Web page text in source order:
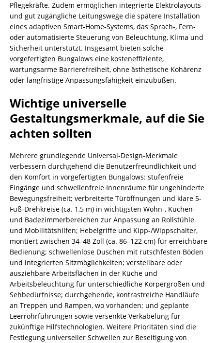
Pflegekräfte. Zudem ermöglichen integrierte Elektrolayouts
und gut zugängliche Leitungswege die spätere Installation
eines adaptiven Smart-Home-Systems, das Sprach-, Fern-
oder automatisierte Steuerung von Beleuchtung, Klima und
Sicherheit unterstützt. Insgesamt bieten solche
vorgefertigten Bungalows eine kosteneffiziente,
wartungsarme Barrierefreiheit, ohne ästhetische Kohärenz
oder langfristige Anpassungsfähigkeit einzubüßen.
Wichtige universelle
Gestaltungsmerkmale, auf die Sie
achten sollten
Mehrere grundlegende Universal-Design-Merkmale
verbessern durchgehend die Benutzerfreundlichkeit und
den Komfort in vorgefertigten Bungalows: stufenfreie
Eingänge und schwellenfreie Innenräume für ungehinderte
Bewegungsfreiheit; verbreiterte Türöffnungen und klare 5-
Fuß-Drehkreise (ca. 1,5 m) in wichtigsten Wohn-, Küchen-
und Badezimmerbereichen zur Anpassung an Rollstühle
und Mobilitätshilfen; Hebelgriffe und Kipp-/Wippschalter,
montiert zwischen 34–48 Zoll (ca. 86–122 cm) für erreichbare
Bedienung; schwellenlose Duschen mit rutschfesten Böden
und integrierten Sitzmöglichkeiten; verstellbare oder
ausziehbare Arbeitsflächen in der Küche und
Arbeitsbeleuchtung für unterschiedliche Körpergrößen und
Sehbedürfnisse; durchgehende, kontrastreiche Handläufe
an Treppen und Rampen, wo vorhanden; und geplante
Leerrohrführungen sowie versenkte Verkabelung für
zukünftige Hilfstechnologien. Weitere Prioritäten sind die
Festlegung universeller Schwellen zur Beseitigung von